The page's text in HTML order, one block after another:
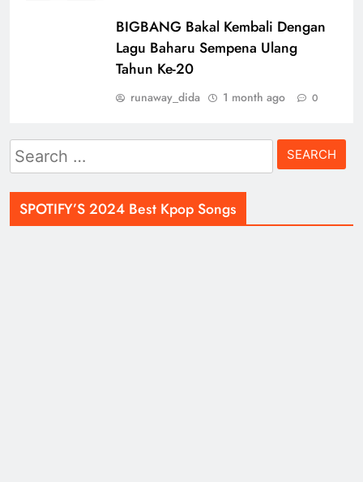
BIGBANG Bakal Kembali Dengan
Lagu Baharu Sempena Ulang
Tahun Ke-20
runaway_dida 1 month ago 0